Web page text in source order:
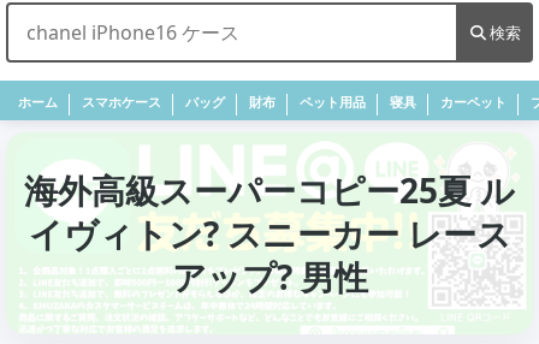
検索
ホーム スマホケース バッグ 財布 ペット用品 寝具 カーペット
海外高級スーパーコピー25夏 ル
イヴィトン? スニーカー レース
アップ? 男性